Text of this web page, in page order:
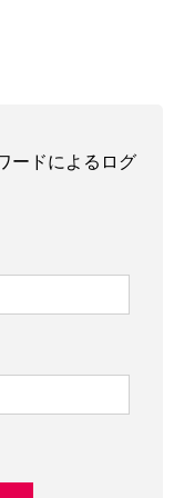
ードによるログ